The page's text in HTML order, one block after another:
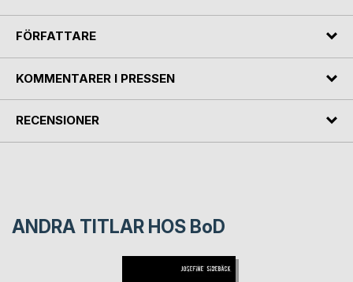
FÖRFATTARE
KOMMENTARER I PRESSEN
RECENSIONER
ANDRA TITLAR HOS BoD